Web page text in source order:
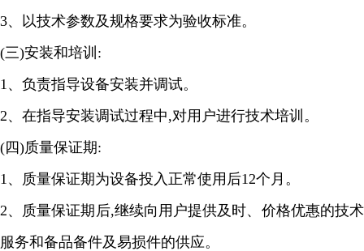
3、以技术参数及规格要求为验收标准。
(三)安装和培训 :
1、负责指导设备安装并调试。
2、在指导安装调试过程中,对用户进行技术培训。
(四)质量保证期:
1、质量保证期为设备投入正常使用后12个月。
2、质量保证期后,继续向用户提供及时、价格优惠的技术
服务和备品备件及易损件的供应。